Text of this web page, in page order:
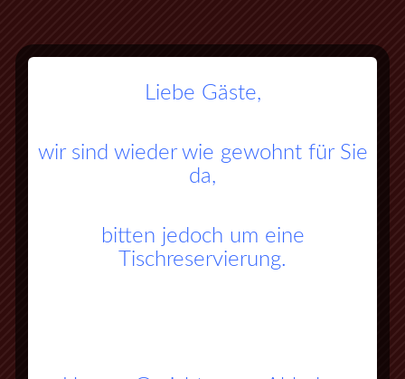
Liebe Gäste,
wir sind wieder wie gewohnt für Sie
da,
bitten jedoch um eine
Tischreservierung.